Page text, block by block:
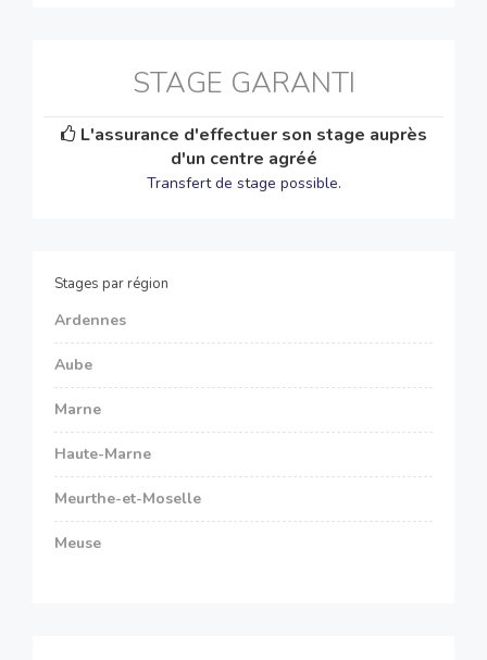
STAGE GARANTI
L'assurance d'effectuer son stage auprès
d'un centre agréé
Transfert de stage possible.
Stages par région
Ardennes
Aube
Marne
Haute-Marne
Meurthe-et-Moselle
Meuse